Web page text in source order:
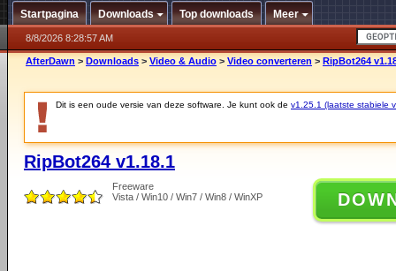
Startpagina Downloads Top downloads Meer
8/8/2026 8:28:57 AM
AfterDawn > Downloads > Video & Audio > Video converteren > RipBot264
Dit is een oude versie van deze software. Je kunt ook de v1.25.1 (laatste stabiele
RipBot264 v1.18.1
Freeware
Vista / Win10 / Win7 / Win8 / WinXP